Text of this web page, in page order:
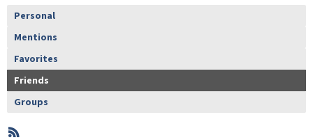
Personal
Mentions
Favorites
Friends
Groups